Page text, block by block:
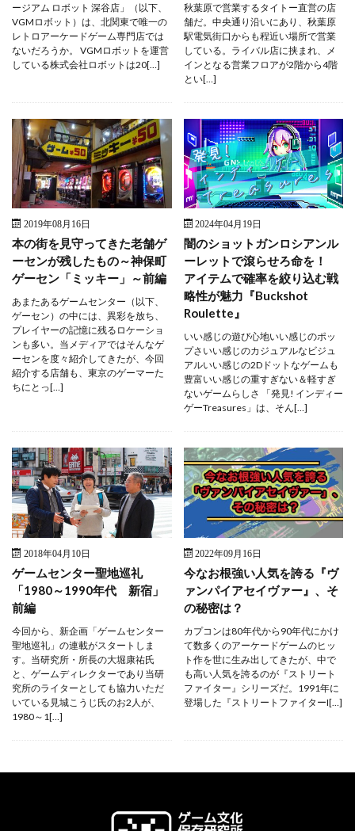
ージアム ロボット 深谷店」（以下、
VGMロボット）は、北関東で唯一の
レトロアーケードゲーム専門店では
ないだろうか。 VGMロボットを運営
している株式会社ロボットは20[…]
秋葉原で営業するタイトー直営の店
舗だ。中央通り沿いにあり、秋葉原
駅電気街口からも程近い場所で営業
している。ライバル店に挟まれ、メ
インとなる営業フロアが2階から4階
とい[…]
2019年08月16日
本の街を見守ってきた老舗ゲ
ーセンが残したもの～神保町
ゲーセン「ミッキー」～前編
あまたあるゲームセンター（以下、
ゲーセン）の中には、異彩を放ち、
プレイヤーの記憶に残るロケーショ
ンも多い。当メディアではそんなゲ
ーセンを度々紹介してきたが、今回
紹介する店舗も、東京のゲーマーた
ちにとっ[…]
2024年04月19日
闇のショットガンロシアンル
ーレットで滾らせろ命を！
アイテムで確率を絞り込む戦
略性が魅力『Buckshot
Roulette』
いい感じの遊び心地いい感じのポッ
プさいい感じのカジュアルなビジュ
アルいい感じの2Dドットなゲームも
豊富いい感じの重すぎない＆軽すぎ
ないゲームらしさ 「発見! インディー
ゲーTreasures」は、そん[…]
2018年04月10日
ゲームセンター聖地巡礼
「1980～1990年代 新宿」
前編
今回から、新企画「ゲームセンター
聖地巡礼」の連載がスタートしま
す。当研究所・所長の大堀康祐氏
と、ゲームディレクターであり当研
究所のライターとしても協力いただ
いている見城こうじ氏のお2人が、
1980～1[…]
2022年09月16日
今なお根強い人気を誇る『ヴ
ァンパイアセイヴァー』、そ
の秘密は？
カプコンは80年代から90年代にかけ
て数多くのアーケードゲームのヒッ
ト作を世に生み出してきたが、中で
も高い人気を誇るのが『ストリート
ファイター』シリーズだ。1991年に
登場した『ストリートファイターI[…]